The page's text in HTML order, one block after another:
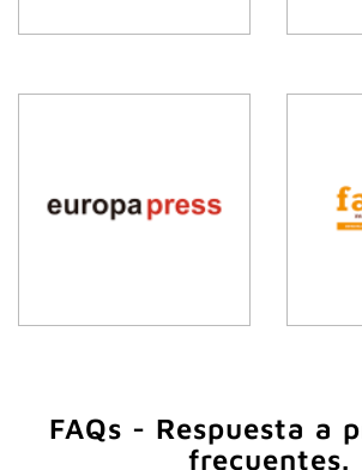
FAQs - Respuesta a
frecuentes.